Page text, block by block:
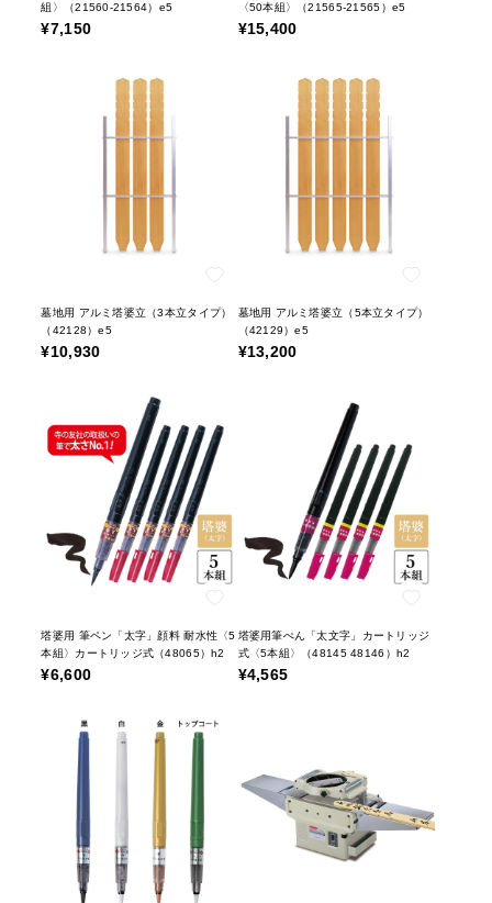
組〉（21560-21564）e5
¥7,150
〈50本組〉（21565-21565）e5
¥15,400
墓地用 アルミ塔婆立（3本立タイプ）
（42128）e5
¥10,930
墓地用 アルミ塔婆立（5本立タイプ）
（42129）e5
¥13,200
塔婆用 筆ペン「太字」顔料 耐水性〈5
本組〉カートリッジ式（48065）h2
¥6,600
塔婆用筆ぺん「太文字」カートリッジ
式〈5本組〉（48145 48146）h2
¥4,565